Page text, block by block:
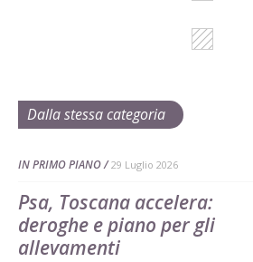
Dalla stessa categoria
IN PRIMO PIANO 29 Luglio 2026
Psa, Toscana accelera:
deroghe e piano per gli
allevamenti